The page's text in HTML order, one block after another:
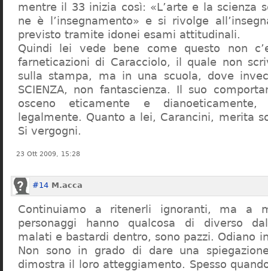
mentre il 33 inizia così: «L’arte e la scienza
ne è l’insegnamento» e si rivolge
previsto tramite idonei esami attitudinali.
Quindi lei vede bene come questo non
farneticazioni di Caracciolo, il quale non
sulla stampa, ma in una scuola, dove
SCIENZA, non fantascienza. Il suo
osceno eticamente e dianoeticamente,
legalmente. Quanto a lei, Carancini, merita
Si vergogni.
23 Ott 2009, 15:28
#14 M.acca
Continuiamo a ritenerli ignoranti, ma a
personaggi hanno qualcosa di diverso
malati e bastardi dentro, sono pazzi. Odiano
Non sono in grado di dare una
dimostra il loro atteggiamento. Spesso